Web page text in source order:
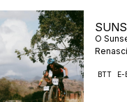
os
O
26 de
BTT E-